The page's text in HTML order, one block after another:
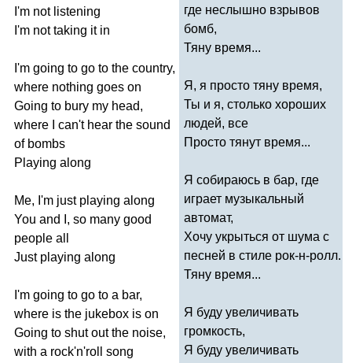
I'm not listening
I'm not taking it in
I'm going to go to the country,
where nothing goes on
Going to bury my head,
where
can't hear the sound
of bombs
Playing along
Me, I'm just playing along
You and , so many good
people all
Just playing along
I'm going to go to a bar,
where is the jukebox is on
Going to shut out the noise,
with a rock'n'roll
song
где неслышно взрывов
бомб,
Тяну время...
Я, я просто тяну время,
Ты и я, столько хороших
людей, все
Просто тянут время...
Я собираюсь в бар, где
играет музыкальный
автомат,
Хочу укрыться от шума с
песней в стиле рок-н-ролл.
Тяну время...
Я буду увеличивать
громкость,
Я буду увеличивать